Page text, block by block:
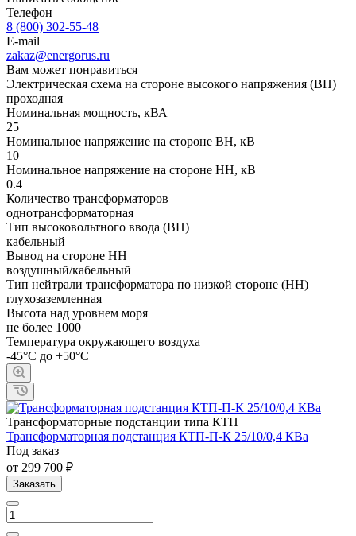
Телефон
8 (800) 302-55-48
E-mail
zakaz@energorus.ru
Вам может понравиться
Электрическая схема на стороне высокого напряжения (ВН)
проходная
Номинальная мощность, кВА
25
Номинальное напряжение на стороне ВН, кВ
10
Номинальное напряжение на стороне НН, кВ
0.4
Количество трансформаторов
однотрансформаторная
Тип высоковольтного ввода (ВН)
кабельный
Вывод на стороне НН
воздушный/кабельный
Тип нейтрали трансформатора по низкой стороне (НН)
глухозаземленная
Высота над уровнем моря
не более 1000
Температура окружающего воздуха
-45°С до +50°С
Трансформаторные подстанции типа КТП
Трансформаторная подстанция КТП-П-К 25/10/0,4 КВа
Под заказ
от 299 700 ₽
Заказать